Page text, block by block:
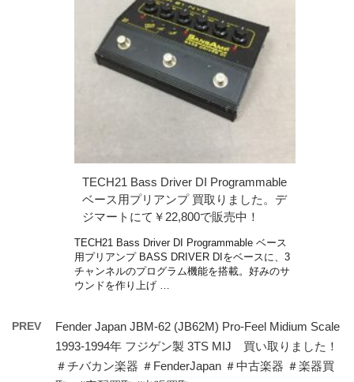
TECH21 Bass Driver DI Programmable
ベース用プリアンプ 買取りました。デ
ジマートにて￥22,800で販売中！
TECH21 Bass Driver DI Programmable ベース
用プリアンプ BASS DRIVER DIをベースに、3
チャンネルのプログラム機能を搭載。好みのサ
ウンドを作り上げ …
PREV
Fender Japan JBM-62 (JB62M) Pro-Feel Midium Scale
1993-1994年 フジゲン製 3TS MIJ 買い取りました！
＃チバカン楽器 ＃FenderJapan ＃中古楽器 ＃楽器買